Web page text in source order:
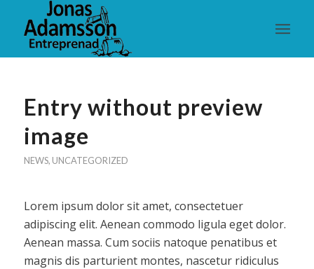
Entry without preview
image
NEWS, UNCATEGORIZED
Lorem ipsum dolor sit amet, consectetuer
adipiscing elit. Aenean commodo ligula eget dolor.
Aenean massa. Cum sociis natoque penatibus et
magnis dis parturient montes, nascetur ridiculus